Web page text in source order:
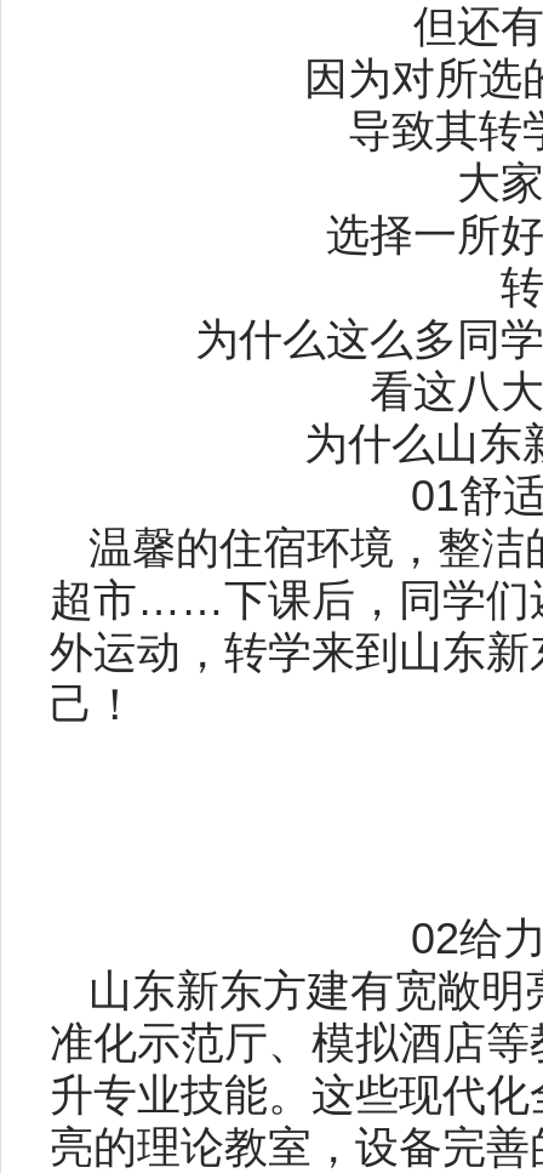
但还
因为对所选
导致其转
大
选择一所
为什么这么多同
看这八
为什么山东
01舒
温馨的住宿环境，整
超市……下课后，同学们
外运动，转学来到山东
己！
02给
山东新东方建有宽敞
准化示范厅、模拟酒店
升专业技能。这些现代
亮的理论教室，设备完